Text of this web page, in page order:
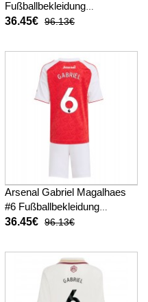
Fußballbekleidung
Auswärtstrikot Kinder 2025-
36.45€ 96.13€
Arsenal Gabriel Magalhaes
#6 Fußballbekleidung
Heimtrikot Kinder 2025-26
36.45€ 96.13€